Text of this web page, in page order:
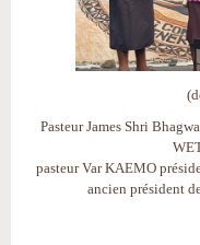
Pasteur James Shri
pasteur Var KAEMO
ancien président